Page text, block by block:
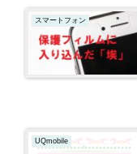
スマートフォン
UQmobile